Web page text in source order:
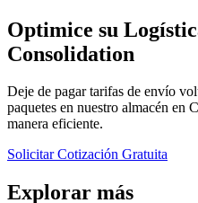
Optimice su
Consolidation
Deje de pagar tarifas de envío
paquetes en nuestro almacén en
manera eficiente.
Solicitar Cotización Gratuita
Explorar más